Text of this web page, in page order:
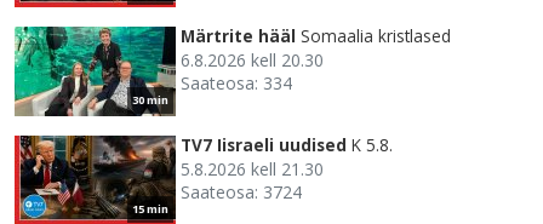
30 min
Märtrite hääl Somaalia kristlased
6.8.2026 kell 20.30
Saateosa: 334
15 min
TV7 Iisraeli uudised K 5.8.
5.8.2026 kell 21.30
Saateosa: 3724